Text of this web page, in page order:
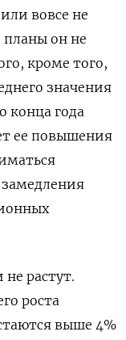
вовсе не
он не
кроме того,
значения
конца года
ее повышения
растут.
роста
выше 4%